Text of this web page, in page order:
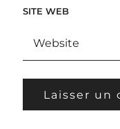
SITE WEB